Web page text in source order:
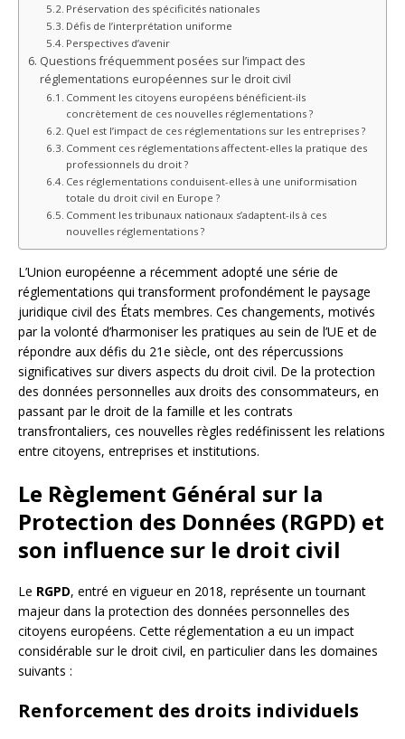
Préservation des spécificités nationales
Défis de l’interprétation uniforme
Perspectives d’avenir
Questions fréquemment posées sur l’impact des
réglementations européennes sur le droit civil
Comment les citoyens européens bénéficient-ils
concrètement de ces nouvelles réglementations ?
Quel est l’impact de ces réglementations sur les entreprises ?
Comment ces réglementations affectent-elles la pratique des
professionnels du droit ?
Ces réglementations conduisent-elles à une uniformisation
totale du droit civil en Europe ?
Comment les tribunaux nationaux s’adaptent-ils à ces
nouvelles réglementations ?
L’Union européenne a récemment adopté une série de
réglementations qui transforment profondément le paysage
juridique civil des États membres. Ces changements, motivés
par la volonté d’harmoniser les pratiques au sein de l’UE et de
répondre aux défis du 21e siècle, ont des répercussions
significatives sur divers aspects du droit civil. De la protection
des données personnelles aux droits des consommateurs, en
passant par le droit de la famille et les contrats
transfrontaliers, ces nouvelles règles redéfinissent les relations
entre citoyens, entreprises et institutions.
Le Règlement Général sur la
Protection des Données (RGPD) et
son influence sur le droit civil
Le RGPD, entré en vigueur en 2018, représente un tournant
majeur dans la protection des données personnelles des
citoyens européens. Cette réglementation a eu un impact
considérable sur le droit civil, en particulier dans les domaines
suivants :
Renforcement des droits individuels